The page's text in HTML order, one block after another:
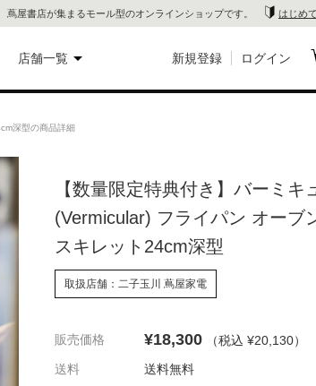
蔦屋書店が集まるモール型のオンラインショップです。 はじめ
店舗一覧
代官山 蔦
屋書店
銀座 蔦屋
新規登録 ログイン
深型の商品詳細
【数量限定特典付き】バーミキ
(Vermicular) フライパン オーブ
スキレット24cm深型
取扱店舗：二子玉川 蔦屋家電
販売価格 ¥18,300 （税込 ¥20,130）
送料
送料無料